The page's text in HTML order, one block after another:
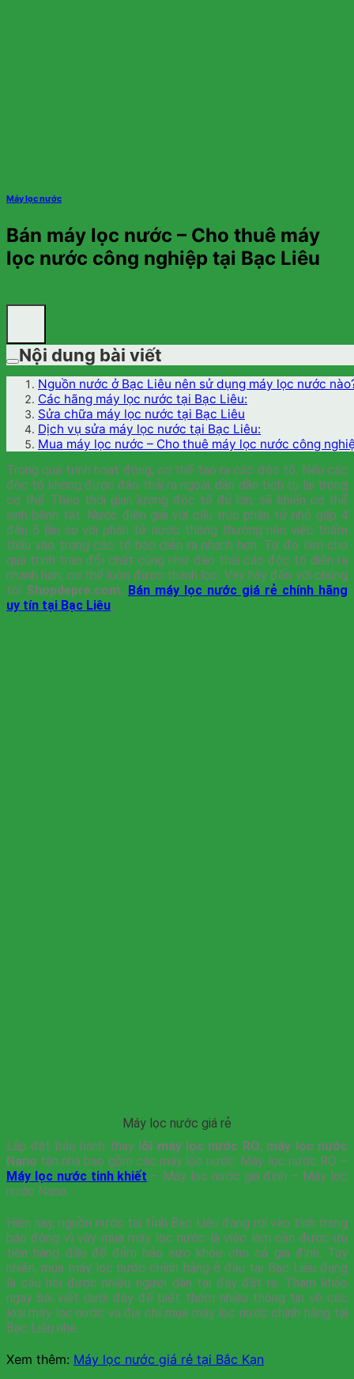
Máy lọc nước
Bán máy lọc nước – Cho thuê máy
lọc nước công nghiệp tại Bạc Liêu
Nội dung bài viết
Nguồn nước ở Bạc Liêu nên sử dụng máy lọc nước
Các hãng máy lọc nước tại Bạc Liêu:
Sửa chữa máy lọc nước tại Bạc Liêu
Dịch vụ sửa máy lọc nước tại Bạc Liêu:
Mua máy lọc nước – Cho thuê máy lọc nước công
Trong quá trình hoạt động, cơ thể tạo ra các độc tố. Nếu các
độc tố không được đào thải ra ngoài, dần dần tích tụ lại trong
cơ thể. Theo thời gian lượng độc tố đủ lớn, sẽ khiến cơ thể
sinh bệnh tật. Nước điện giải với cấu trúc phân tử nhỏ gấp 4
đến 5 lần so với phân tử nước thông thường nên việc thẩm
thấu vào trong các tế bào diễn ra nhanh hơn. Từ đó làm cho
quá trình trao đổi chất cũng như đào thải các độc tố diễn ra
nhanh hơn, cơ thể luôn được thanh lọc. Vậy hãy đến với chúng
tôi Shopdepre.com. Bán máy lọc nước giá rẻ chính hãng
uy tín tại Bạc Liêu.
Máy lọc nước giá rẻ
Lắp đặt bảo hành thay lõi máy lọc nước RO, máy lọc nước
Nano tận nhà bao gồm các máy lọc nước: Máy lọc nước RO –
Máy lọc nước tinh khiết – Máy lọc nước gia đình – Máy lọc
nước Nano.
Hiện nay, nguồn nước tại tỉnh Bạc Liêu đang rơi vào tình trạng
báo động vì vậy mua máy lọc nước là việc làm cần được ưu
tiên hàng đầu để đảm bảo sức khỏe cho cả gia đình. Tuy
nhiên, mua máy lọc nước chính hãng ở đâu tại Bạc Liêu đang
là câu hỏi được nhiều người dân tại đây đặt ra. Tham khảo
ngay bài viết dưới đây để biết thêm nhiều thông tin về các
loại máy lọc nước và địa chỉ mua máy lọc nước chính hãng tại
Bạc Liêu nhé.
Xem thêm: Máy lọc nước giá rẻ tại Bắc Kạn